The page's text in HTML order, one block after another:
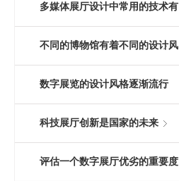
多媒体展厅设计中常用的技术有
哪些？
不同的博物馆有着不同的设计风
格
数字展览的设计风格逐渐流行
科技展厅创新是国家的未来
评估一个数字展厅优劣的重要度